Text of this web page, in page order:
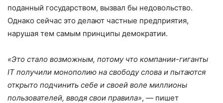
поданный государством, вызвал бы недовольство.
Однако сейчас это делают частные предприятия,
нарушая тем самым принципы демократии.
«Это стало возможным, потому что компании-гиганты
IT получили монополию на свободу слова и пытаются
открыто подчинить себе и своей воле миллионы
пользователей, вводя свои правила», — пишет